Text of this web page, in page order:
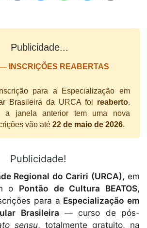
Publicidade...
INSCRIÇÕES REABERTAS
para a Especialização em
Brasileira da URCA foi reaberto.
a janela anterior tem uma nova
vão até 22 de maio de 2026.
Publicidade!
Regional do Cariri (URCA), em
o Pontão de Cultura BEATOS,
para a Especialização em
Brasileira — curso de pós-
sensu, totalmente gratuito, na